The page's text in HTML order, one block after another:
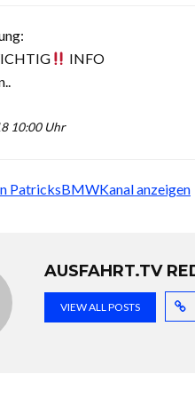
INFO
10:00 Uhr
PatricksBMWKanal anzeigen
AUSFAHRT.TV
VIEW ALL POSTS